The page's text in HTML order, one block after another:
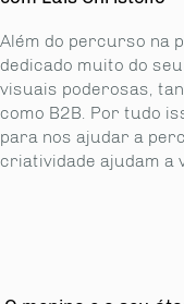
Além do percurso na
dedicado muito do
visuais poderosas,
como B2B. Por tudo
para nos ajudar a
criatividade ajudam a